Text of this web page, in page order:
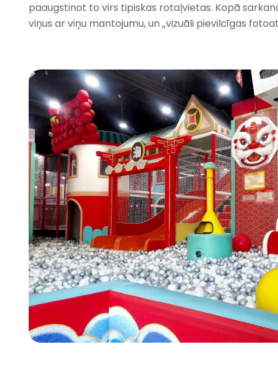
paaugstinot to virs tipiskas rotaļvietas. Kopā
viņus ar viņu mantojumu, un „vizuāli pievilcīgas